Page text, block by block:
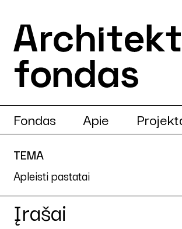
Fondas Apie
TEMA
Apleisti pastatai
Įrašai